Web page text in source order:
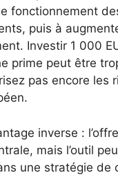
fonctionnement
puis à
Investir 1 000
prime peut être
pas encore les
inverse :
mais l’outil
une stratégie de